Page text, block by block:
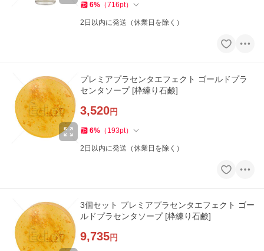
6% （716pt）
2日以内に発送（休業日を除く）
プレミアプラセンタエフェクト ゴールドプラ
センタソープ [枠練り石鹸]
3,520円
6% （ 193pt）
2日以内に発送（休業日を除く）
3個セット プレミアプラセンタエフェクト ゴー
ルドプラセンタソープ [枠練り石鹸]
9,735円